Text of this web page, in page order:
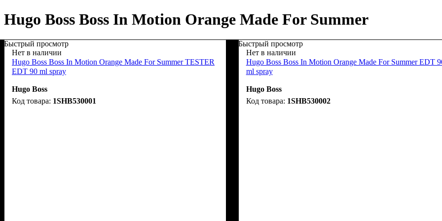
Hugo Boss Boss In Motion Orange Made For Summer
Быстрый просмотр
Нет в наличии
Hugo Boss Boss In Motion Orange Made For Summer TESTER
EDT 90 ml spray
Hugo Boss
1SHB530001
Быстрый просмотр
Нет в наличии
Hugo Boss Boss In Motion Orange Made For Summer EDT
ml spray
Hugo Boss
1SHB530002